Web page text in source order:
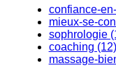
confiance-
mieux-se-
sophrologie
coaching (12)
massage-